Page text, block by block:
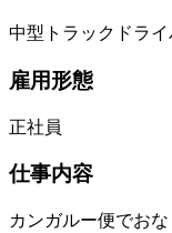
中型トラックドライ
雇用形態
正社員
仕事内容
カンガルー便でお